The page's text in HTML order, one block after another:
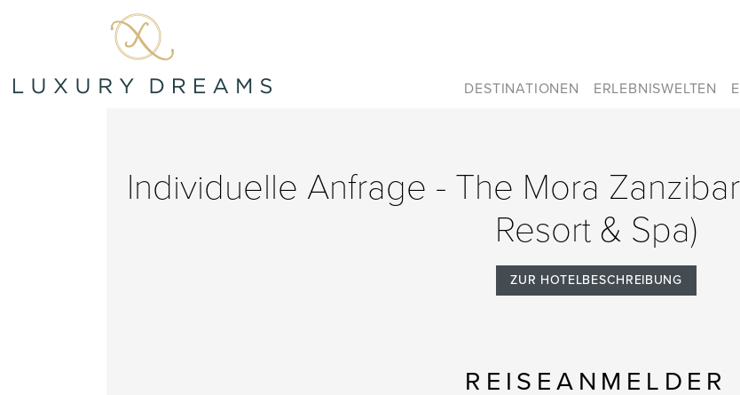
DESTINATIONEN ERLEBNISWELTEN
Individuelle Anfrage - The Mora
Resort & Spa)
ZUR HOTELBESCHREIBUNG
REISEANMELDER